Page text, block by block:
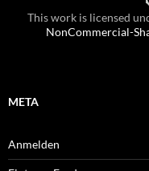
This work is licensed
NonCommercial-
META
Anmelden